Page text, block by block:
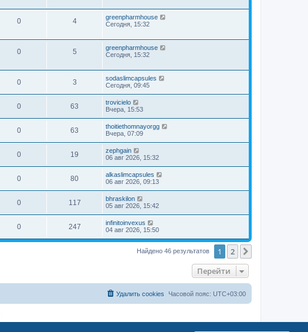
0 4
greenpharmhouse
Сегодня, 15:32
0 5
greenpharmhouse
Сегодня, 15:32
0 3
sodaslimcapsules
Сегодня, 09:45
0 63
trovicielo
Вчера, 15:53
0 63
thoitiethomnayorgg
Вчера, 07:09
0 19
zephgain
06 авг 2026, 15:32
0 80
alkaslimcapsules
06 авг 2026, 09:13
0 117
bhraskilon
05 авг 2026, 15:42
0 247
infinitoinvexus
04 авг 2026, 15:50
Найдено 46 результатов 1 2
Перейти
Часовой пояс: UTC+03:00
Удалить cookies